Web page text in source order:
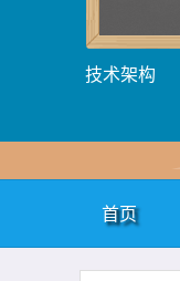
技术架构
首页